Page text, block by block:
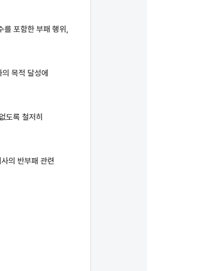
를 포함한 부패 행위,
목적 달성에
도록 철저히
의 반부패 관련